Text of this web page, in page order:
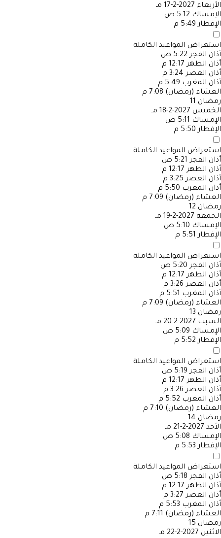
الأربعاء 2027-2-17 مـ
الإمساك 5:12 ص
الإفطار 5:49 م
استعراض المواعيد الكاملة
أذان الفجر 5:22 ص
أذان الظهر 12:17 م
أذان العصر 3:24 م
أذان المغرب 5:49 م
العشاء (رمضان) 7:08 م
رمضان 11
الخميس 2027-2-18 مـ
الإمساك 5:11 ص
الإفطار 5:50 م
استعراض المواعيد الكاملة
أذان الفجر 5:21 ص
أذان الظهر 12:17 م
أذان العصر 3:25 م
أذان المغرب 5:50 م
العشاء (رمضان) 7:09 م
رمضان 12
الجمعة 2027-2-19 مـ
الإمساك 5:10 ص
الإفطار 5:51 م
استعراض المواعيد الكاملة
أذان الفجر 5:20 ص
أذان الظهر 12:17 م
أذان العصر 3:26 م
أذان المغرب 5:51 م
العشاء (رمضان) 7:09 م
رمضان 13
السبت 2027-2-20 مـ
الإمساك 5:09 ص
الإفطار 5:52 م
استعراض المواعيد الكاملة
أذان الفجر 5:19 ص
أذان الظهر 12:17 م
أذان العصر 3:26 م
أذان المغرب 5:52 م
العشاء (رمضان) 7:10 م
رمضان 14
الأحد 2027-2-21 مـ
الإمساك 5:08 ص
الإفطار 5:53 م
استعراض المواعيد الكاملة
أذان الفجر 5:18 ص
أذان الظهر 12:17 م
أذان العصر 3:27 م
أذان المغرب 5:53 م
العشاء (رمضان) 7:11 م
رمضان 15
الاثنين 2027-2-22 مـ